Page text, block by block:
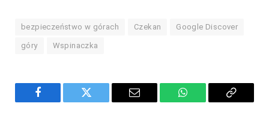
bezpieczeństwo w górach Czekan Google Discover
góry Wspinaczka
Facebook Twitter Email WhatsAppCopy